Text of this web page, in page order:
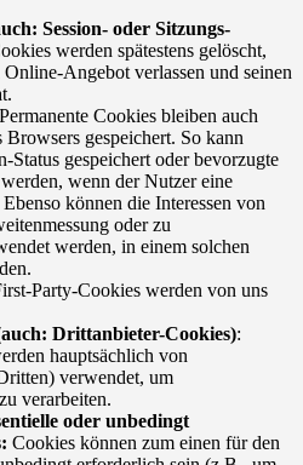
Session- oder Sitzungs-
werden spätestens gelöscht,
Angebot verlassen und seinen
Permanente Cookies bleiben auch
Browsers gespeichert. So kann
Status gespeichert oder bevorzugte
wenn der Nutzer eine
können die Interessen von
oder zu
werden, in einem solchen
Party-Cookies werden von uns
Drittanbieter-Cookies):
hauptsächlich von
verwendet, um
verarbeiten.
oder unbedingt
Cookies können zum einen für den